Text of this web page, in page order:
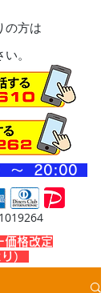
の方は
。
～ 20:00
価格改定
）